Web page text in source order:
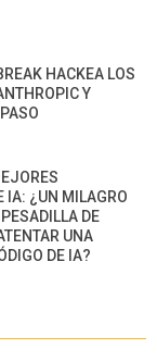
HACKEA LOS
Y
IA: ¿UN MILAGRO
DE
UNA
DE IA?